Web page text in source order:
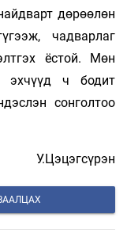
дөрөөлөн
чадварлаг
ёстой. Мөн
эхчүүд ч бодит
сонголтоо
У.Цэцэгсүрэн